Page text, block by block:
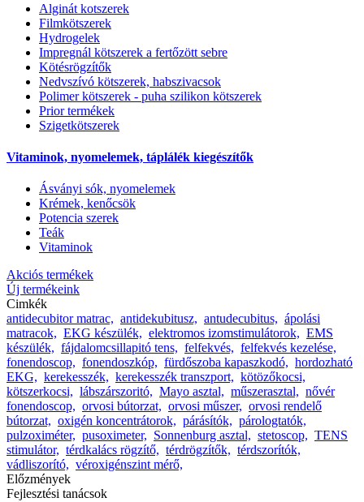
Alginát kotszerek
Filmkötszerek
Hydrogelek
Impregnál kötszerek a fertőzött sebre
Kötésrögzítők
Nedvszívó kötszerek, habszivacsok
Polimer kötszerek - puha szilikon kötszerek
Prior termékek
Szigetkötszerek
Vitaminok, nyomelemek, táplálék kiegészítők
Ásványi sók, nyomelemek
Krémek, kenőcsök
Potencia szerek
Teák
Vitaminok
Akciós termékek
Új termékeink
Cimkék
antidecubitor matrac, antidekubitusz, antudecubitus, ápolási
matracok, EKG készülék, elektromos izomstimulátorok, EMS
készülék, fájdalomcsillapitó tens, felfekvés, felfekvés kezelése,
fonendoscop, fonendoszkóp, fürdőszoba kapaszkodó, hordozható
EKG, kerekesszék, kerekesszék transzport, kötözőkocsi,
kötszerkocsi, lábszárszoritó, Mayo asztal, műszerasztal, nővér
fonendoscop, orvosi bútorzat, orvosi műszer, orvosi rendelő
bútorzat, oxigén koncentrátorok, párásítók, párologtatók,
pulzoximéter, pusoximeter, Sonnenburg asztal, stetoscop, TENS
stimulátor, térdkalács rögzítő, térdrögzítők, térdszorítók,
vádliszorító, véroxigénszint mérő,
Előzmények
Fejlesztési tanácsok